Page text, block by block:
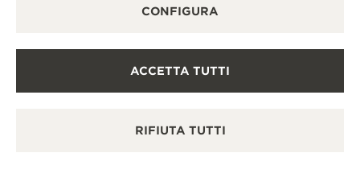
STAMPA
CONDIZIONI DI VENDITA
MODULO DI RECESSO
CONFIGURA
ACCETTA TUTTI
RIFIUTA TUTTI